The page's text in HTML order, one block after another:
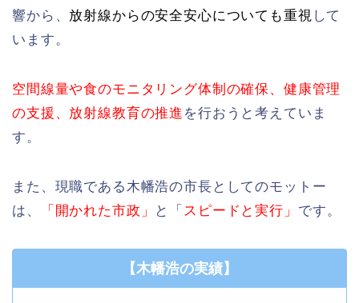
響から、 放射線からの安全安心についても重視 して
います。
空間線量や食のモニタリング体制の確保、健康管理
の支援、放射線教育の推進 を行おうと考えていま
す。
また、現職である木幡浩の市長としてのモットー
は、
「開かれた市政」 と「 スピードと実行」 です。
【木幡浩の実績】